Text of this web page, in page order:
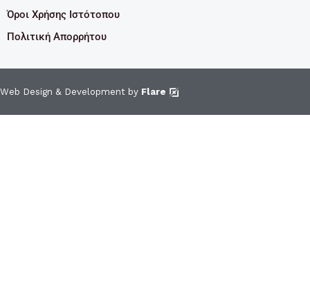
Όροι Χρήσης Ιστότοπου
Πολιτική Απορρήτου
Web Design & Development by Flare